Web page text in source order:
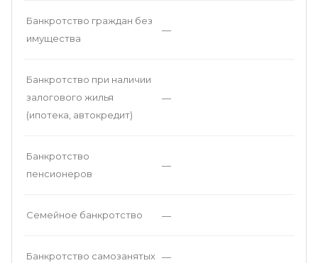
Банкротство граждан без
имущества
—
Банкротство при наличии
залогового жилья
(ипотека, автокредит)
—
Банкротство
пенсионеров
—
Семейное банкротство —
Банкротство самозанятых —